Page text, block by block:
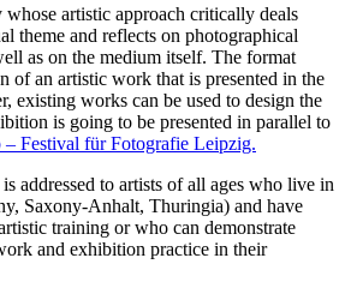
artis­tic approach cri­ti­cal­ly deals
the­me and reflects on pho­to­gra­phi­cal
as on the medi­um its­elf. The for­mat
of an artis­tic work that is pre­sen­ted in the
exis­ting works can be used to design the
is going to be pre­sen­ted in par­al­lel to
– Festival für Fotografie Leipzig.
addres­sed to artists of all ages who live in
Saxony-Anhalt, Thuringia) and have
trai­ning or who can demons­tra­te
and exhi­bi­ti­on prac­ti­ce in their